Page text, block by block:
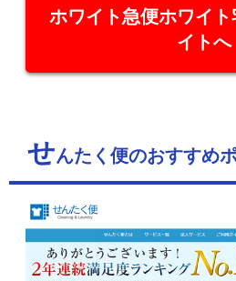
ホワイト急便ホワイ
イトへ
せんたく便のおすすめ